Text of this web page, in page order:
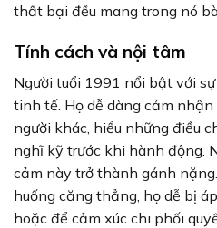
thất bại đều mang trong nó
Tính cách và nội tâm
Người tuổi 1991 nổi bật với
tinh tế. Họ dễ dàng cảm
người khác, hiểu những điều
nghĩ kỹ trước khi hành động.
cảm này trở thành gánh
huống căng thẳng, họ dễ bị
hoặc để cảm xúc chi phối